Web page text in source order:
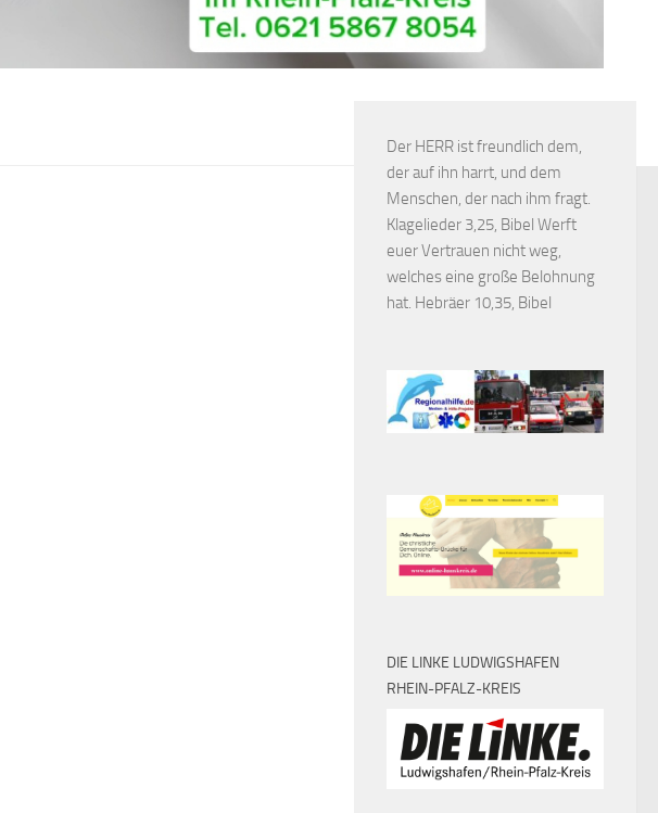
Der HERR ist freundlich dem,
der auf ihn harrt, und dem
Menschen, der nach ihm fragt.
Klagelieder 3,25, Bibel Werft
euer Vertrauen nicht weg,
welches eine große Belohnung
hat. Hebräer 10,35, Bibel
DIE LINKE LUDWIGSHAFEN
RHEIN-PFALZ-KREIS